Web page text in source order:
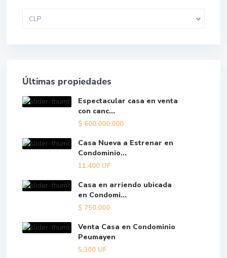
CLP
Últimas propiedades
Espectacular casa en venta
con canc...
$ 600.000.000
Casa Nueva a Estrenar en
Condominio...
11.400 UF
Casa en arriendo ubicada
en Condomi...
$ 750.000
Venta Casa en Condominio
Peumayen
5.300 UF